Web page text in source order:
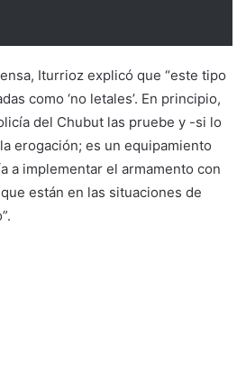
Iturrioz explicó que “este tipo
como ‘no letales’. En principio,
del Chubut las pruebe y -si lo
erogación; es un equipamiento
a implementar el armamento con
están en las situaciones de